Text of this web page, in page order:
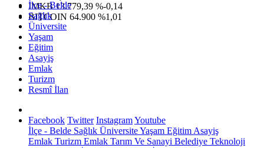
IMKB13.779,39 %-0,14
BITCOIN 64.900 %1,01
İlçe - Belde
Sağlık
Üniversite
Yaşam
Eğitim
Asayiş
Emlak
Turizm
Resmî İlan
Facebook Twitter InstagramYoutube
İlçe - Belde Sağlık ÜniversiteYaşam Eğitim Asayiş
Emlak Turizm Emlak Tarım Ve Sanayi Belediye Teknoloji